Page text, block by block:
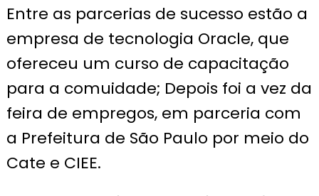
Entre as parcerias de sucesso estão a
empresa de tecnologia Oracle, que
ofereceu um curso de capacitação
para a comuidade; Depois foi a vez da
feira de empregos, em parceria com
a Prefeitura de São Paulo por meio do
Cate e CIEE.